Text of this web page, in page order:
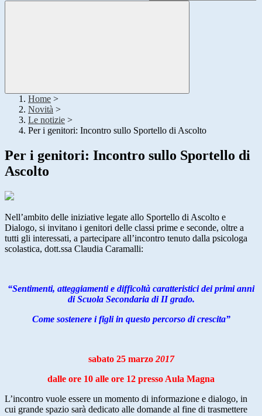
Home >
Novità >
Le notizie >
Per i genitori: Incontro sullo Sportello di Ascolto
Per i genitori: Incontro sullo Sportello di
Ascolto
Nell’ambito delle iniziative legate allo Sportello di Ascolto e
Dialogo, si invitano i genitori delle classi prime e seconde, oltre a
tutti gli interessati, a partecipare all’incontro tenuto dalla psicologa
scolastica, dott.ssa Claudia Caramalli:
“Sentimenti, atteggiamenti e difficoltà caratteristici dei primi anni
di Scuola Secondaria di II grado.
Come sostenere i figli in questo percorso di crescita”
sabato 25 marzo 2017
dalle ore 10 alle ore 12 presso Aula Magna
L’incontro vuole essere un momento di informazione e dialogo, in
cui grande spazio sarà dedicato alle domande al fine di trasmettere